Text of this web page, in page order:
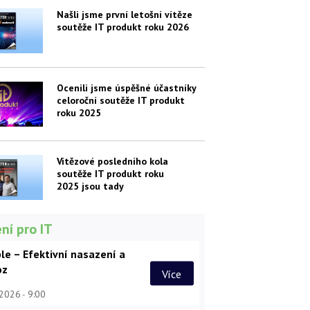
Našli jsme první letošní vítěze
soutěže IT produkt roku 2026
Ocenili jsme úspěšné účastníky
celoroční soutěže IT produkt
roku 2025
Vítězové posledního kola
soutěže IT produkt roku
2025 jsou tady
pro IT
– Efektivní nasazení a
9:00
Více